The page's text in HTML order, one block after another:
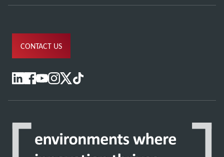
CONTACT US